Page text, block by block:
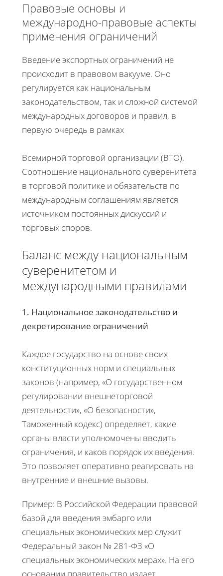
Правовые основы и
международно-правовые аспекты
применения ограничений
Введение экспортных ограничений не
происходит в правовом вакууме. Оно
регулируется как национальным
законодательством, так и сложной системой
международных договоров и правил, в
первую очередь в рамках
Всемирной торговой организации (ВТО).
Соотношение национального суверенитета
в торговой политике и обязательств по
международным соглашениям является
источником постоянных дискуссий и
торговых споров.
Баланс между национальным
суверенитетом и
международными правилами
1. Национальное законодательство и
декретирование ограничений
Каждое государство на основе своих
конституционных норм и специальных
законов (например, «О государственном
регулировании внешнеторговой
деятельности», «О безопасности»,
Таможенный кодекс) определяет, какие
органы власти уполномочены вводить
ограничения, и каков порядок их введения.
Это позволяет оперативно реагировать на
внутренние и внешние вызовы.
Пример: В Российской Федерации правовой
базой для введения эмбарго или
специальных экономических мер служит
Федеральный закон № 281-ФЗ «О
специальных экономических мерах». На его